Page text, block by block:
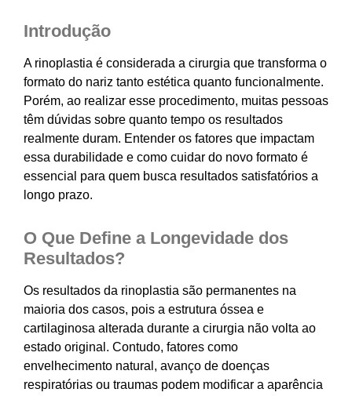
Introdução
A rinoplastia é considerada a cirurgia que transforma o
formato do nariz tanto estética quanto funcionalmente.
Porém, ao realizar esse procedimento, muitas pessoas
têm dúvidas sobre quanto tempo os resultados
realmente duram. Entender os fatores que impactam
essa durabilidade e como cuidar do novo formato é
essencial para quem busca resultados satisfatórios a
longo prazo.
O Que Define a Longevidade dos
Resultados?
Os resultados da rinoplastia são permanentes na
maioria dos casos, pois a estrutura óssea e
cartilaginosa alterada durante a cirurgia não volta ao
estado original. Contudo, fatores como
envelhecimento natural, avanço de doenças
respiratórias ou traumas podem modificar a aparência